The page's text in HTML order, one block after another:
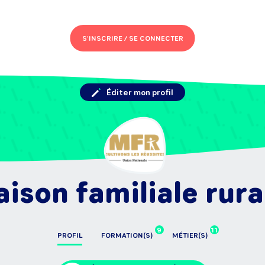
S'INSCRIRE /SE CONNECTER
familiale
PROFIL
9
FORMATION(S)
11
MÉTIER(S)
Éditer mon profil